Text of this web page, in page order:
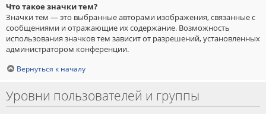
Что такое значки тем?
Значки тем — это выбранные авторами изображения, связанные с
сообщениями и отражающие их содержание. Возможность
использования значков тем зависит от разрешений, установленных
администратором конференции.
Вернуться к началу
Уровни пользователей и группы